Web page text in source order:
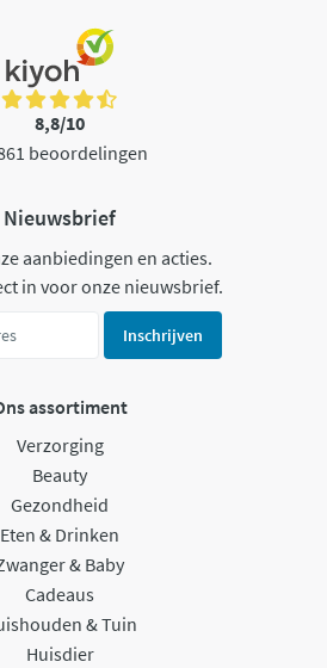
8,8/10
beoordelingen
Nieuwsbrief
aanbiedingen en acties.
in voor onze nieuwsbrief.
Inschrijven
assortiment
Verzorging
Beauty
Gezondheid
Eten & Drinken
& Baby
Cadeaus
& Tuin
Huisdier